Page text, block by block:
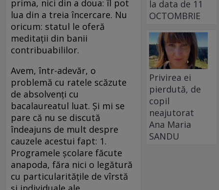
prima, nici din a doua: îl pot
lua din a treia încercare. Nu
oricum: statul le oferă
meditaţii din banii
contribuabililor.
Avem, într-adevăr, o
problemă cu ratele scăzute
de absolvenţi cu
bacalaureatul luat. Şi mi se
pare că nu se discută
îndeajuns de mult despre
cauzele acestui fapt: 1.
Programele şcolare făcute
anapoda, făra nici o legătură
cu particularităţile de vîrstă
la data de 11
OCTOMBRIE
Privirea ei
pierdută, de
copil
neajutorat
Ana Maria
SANDU